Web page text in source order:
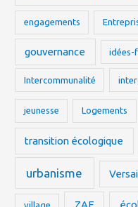
engagements
gouvernance idées-
Intercommunalité
jeunesse Logements
transition écologique
urbanisme
village ZAE